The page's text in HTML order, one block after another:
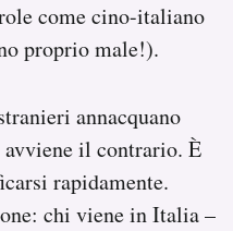
come cino-italiano
proprio male!).
annacquano
il contrario. È
rapidamente.
chi viene in Italia –